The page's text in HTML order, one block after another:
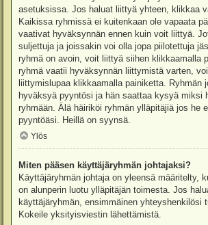
asetuksissa. Jos haluat liittyä yhteen, klikkaa
Kaikissa ryhmissä ei kuitenkaan ole vapaata
vaativat hyväksynnän ennen kuin voit liittyä.
suljettuja ja joissakin voi olla jopa piilotettuja
ryhmä on avoin, voit liittyä siihen klikkaamalla
ryhmä vaatii hyväksynnän liittymistä varten,
liittymislupaa klikkaamalla painiketta. Ryhmän
hyväksyä pyyntösi ja hän saattaa kysyä miksi
ryhmään. Älä häiriköi ryhmän ylläpitäjiä jos he
pyyntöäsi. Heillä on syynsä.
Ylös
Miten pääsen käyttäjäryhmän johtajaksi?
Käyttäjäryhmän johtaja on yleensä määritelty,
on alunperin luotu ylläpitäjän toimesta. Jos
käyttäjäryhmän, ensimmäinen yhteyshenkilösi
Kokeile yksityisviestin lähettämistä.